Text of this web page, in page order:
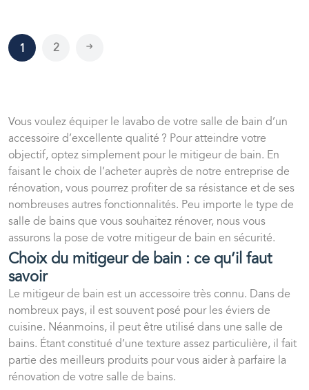
1 2
Vous voulez équiper le lavabo de votre salle de bain d’un
accessoire d’excellente qualité ? Pour atteindre votre
objectif, optez simplement pour le mitigeur de bain. En
faisant le choix de l’acheter auprès de notre entreprise de
rénovation, vous pourrez profiter de sa résistance et de ses
nombreuses autres fonctionnalités. Peu importe le type de
salle de bains que vous souhaitez rénover, nous vous
assurons la pose de votre mitigeur de bain en sécurité.
Choix du mitigeur de bain : ce qu’il faut
savoir
Le mitigeur de bain est un accessoire très connu. Dans de
nombreux pays, il est souvent posé pour les éviers de
cuisine. Néanmoins, il peut être utilisé dans une salle de
bains. Étant constitué d’une texture assez particulière, il fait
partie des meilleurs produits pour vous aider à parfaire la
rénovation de votre salle de bains.